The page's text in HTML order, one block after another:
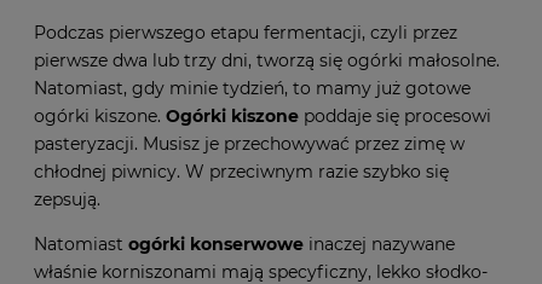
Podczas pierwszego etapu fermentacji, czyli przez
pierwsze dwa lub trzy dni, tworzą się ogórki małosolne.
Natomiast, gdy minie tydzień, to mamy już gotowe
ogórki kiszone. Ogórki kiszone poddaje się procesowi
pasteryzacji. Musisz je przechowywać przez zimę w
chłodnej piwnicy. W przeciwnym razie szybko się
zepsują.
Natomiast ogórki konserwowe inaczej nazywane
właśnie korniszonami mają specyficzny, lekko słodko-